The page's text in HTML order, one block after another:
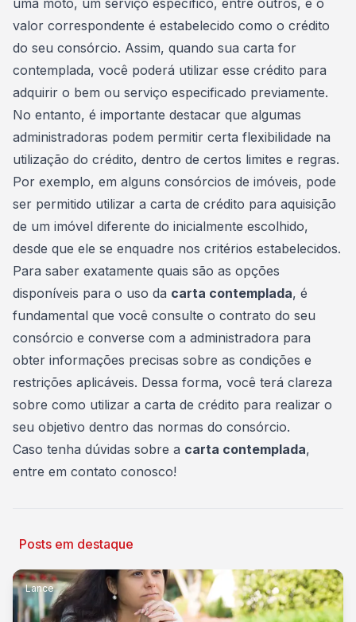
uma moto, um serviço específico, entre outros, e o
valor correspondente é estabelecido como o crédito
do seu consórcio. Assim, quando sua carta for
contemplada, você poderá utilizar esse crédito para
adquirir o bem ou serviço especificado previamente.
No entanto, é importante destacar que algumas
administradoras podem permitir certa flexibilidade na
utilização do crédito, dentro de certos limites e regras.
Por exemplo, em alguns consórcios de imóveis, pode
ser permitido utilizar a carta de crédito para aquisição
de um imóvel diferente do inicialmente escolhido,
desde que ele se enquadre nos critérios estabelecidos.
Para saber exatamente quais são as opções
disponíveis para o uso da carta contemplada, é
fundamental que você consulte o contrato do seu
consórcio e converse com a administradora para
obter informações precisas sobre as condições e
restrições aplicáveis. Dessa forma, você terá clareza
sobre como utilizar a carta de crédito para realizar o
seu objetivo dentro das normas do consórcio.
Caso tenha dúvidas sobre a carta contemplada,
entre em contato conosco!
Posts em destaque
Lance